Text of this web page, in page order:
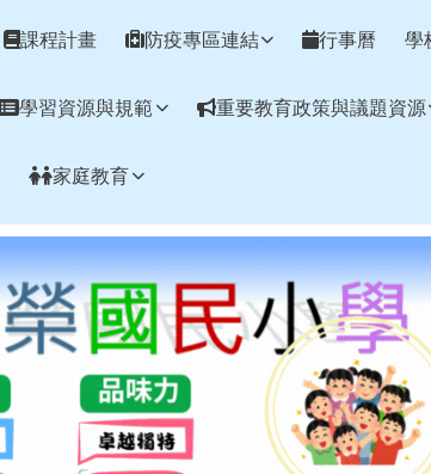
課程計畫 防疫專區連結 行事曆 學
學習資源與規範 重要教育政策與議題資源
家庭教育